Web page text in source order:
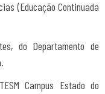
(Educação Continuada
do Departamento de
Campus Estado do